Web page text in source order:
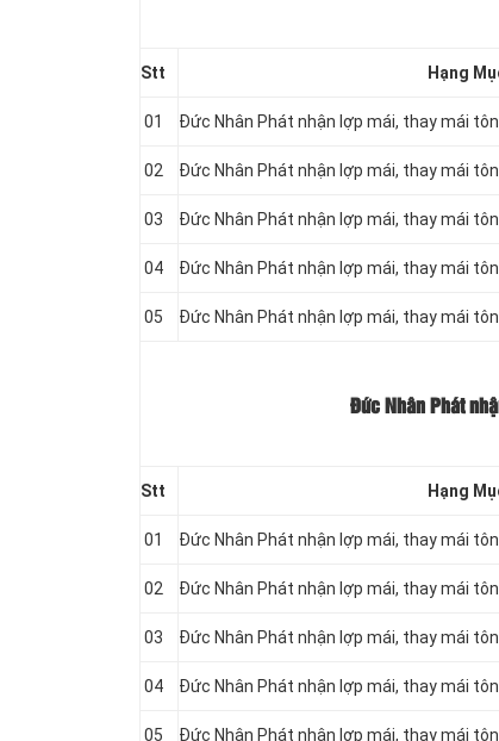
Stt Hạng
01 Đức Nhân Phát nhận lợp mái, thay mái
02 Đức Nhân Phát nhận lợp mái, thay mái
03 Đức Nhân Phát nhận lợp mái, thay mái
04 Đức Nhân Phát nhận lợp mái, thay mái
05 Đức Nhân Phát nhận lợp mái, thay mái
Đức Nhân Phát
Stt Hạng
01 Đức Nhân Phát nhận lợp mái, thay mái
02 Đức Nhân Phát nhận lợp mái, thay mái
03 Đức Nhân Phát nhận lợp mái, thay mái
04 Đức Nhân Phát nhận lợp mái, thay mái
05 Đức Nhân Phát nhận lợp mái, thay mái